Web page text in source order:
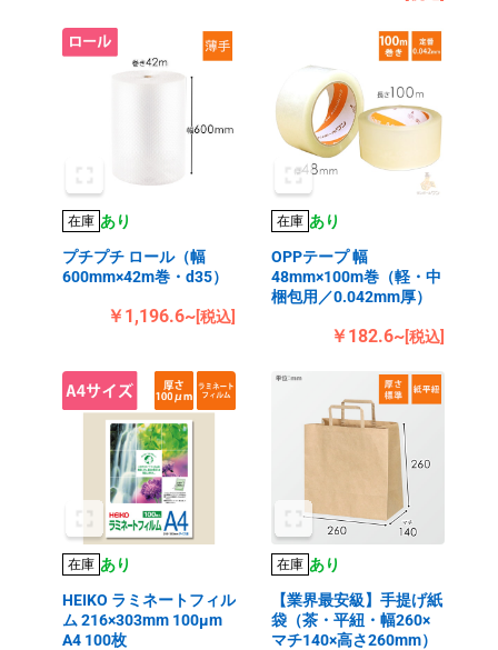
在庫 あり
プチプチ ロール（幅
600mm×42m巻・d35）
￥1,196.6~[税込]
在庫 あり
OPPテープ 幅
48mm×100m巻（軽・中
梱包用／0.042mm厚）
￥182.6~[税込]
在庫 あり
HEIKO ラミネートフィル
ム 216×303mm 100μm
A4 100枚
在庫 あり
【業界最安級】手提げ紙
袋（茶・平紐・幅260×
マチ140×高さ260mm）